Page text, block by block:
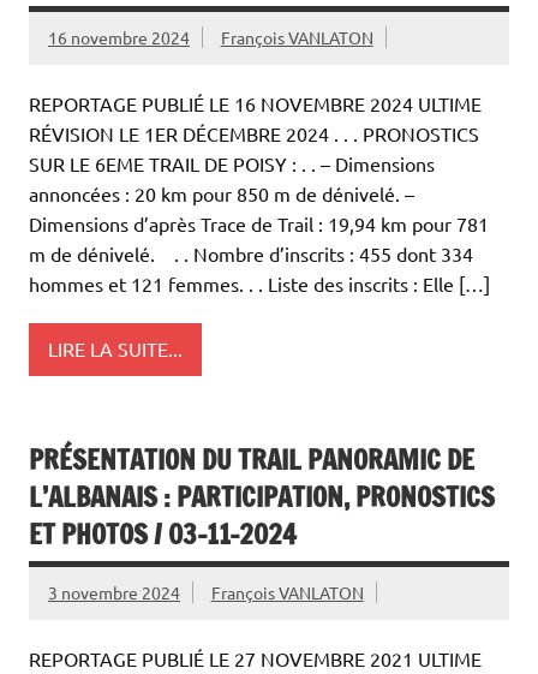
16 novembre 2024 François VANLATON
REPORTAGE PUBLIÉ LE 16 NOVEMBRE 2024 ULTIME
RÉVISION LE 1ER DÉCEMBRE 2024 . . . PRONOSTICS
SUR LE 6EME TRAIL DE POISY : . . – Dimensions
annoncées : 20 km pour 850 m de dénivelé. –
Dimensions d’après Trace de Trail : 19,94 km pour 781
m de dénivelé. . . Nombre d’inscrits : 455 dont 334
hommes et 121 femmes. . . Liste des inscrits : Elle […]
LIRE LA SUITE...
PRÉSENTATION DU TRAIL PANORAMIC DE
L’ALBANAIS : PARTICIPATION, PRONOSTICS
ET PHOTOS / 03-11-2024
3 novembre 2024 François VANLATON
REPORTAGE PUBLIÉ LE 27 NOVEMBRE 2021 ULTIME